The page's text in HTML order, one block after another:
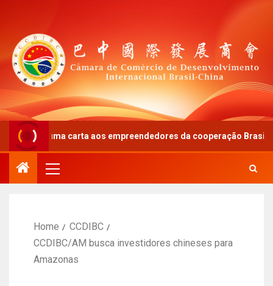
uma carta aos empreendedores da cooperação Brasil-China
Home
CCDIBC
CCDIBC/AM busca investidores chineses para
Amazonas